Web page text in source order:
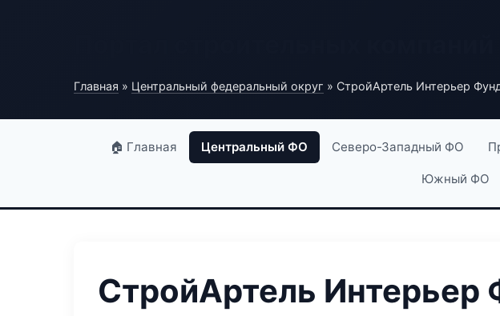
Главная » Центральный федеральный округ » СтройАртель Интерьер
🏠 Главная Центральный ФО Северо-Западный ФО
Южный ФО
СтройАртель Интерьер